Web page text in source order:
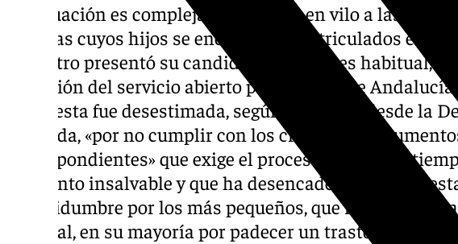
La situación es compleja y mantiene en vilo a las
familias cuyos hijos se encuentran matriculados en el
El centro presentó su candidatura, como es habitual, al
licitación del servicio abierto por la Junta de
propuesta fue desestimada, según informan desde la
Granada, «por no cumplir con los criterios y
correspondientes» que exige el proceso. Un
momento insalvable y que ha desencadenado el
incertidumbre por los más pequeños, que requieren
especial, en su mayoría por padecer un trastorno del